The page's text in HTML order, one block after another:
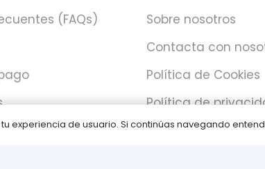
(FAQs)
Sobre nosotros
Contacta con
Política de Cookies
Política de
experiencia de usuario. Si continúas navegando